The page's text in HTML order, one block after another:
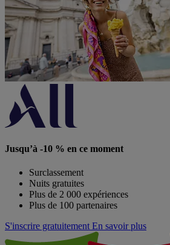
Jusqu’à -10 % en ce moment
Surclassement
Nuits gratuites
Plus de 2 000 expériences
Plus de 100 partenaires
S'inscrire gratuitement En savoir plus